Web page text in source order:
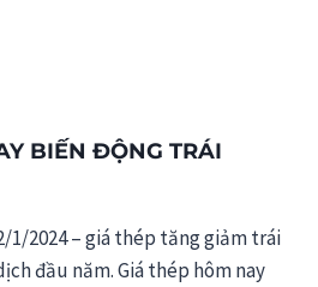
BIẾN ĐỘNG TRÁI
1/2024 – giá thép tăng giảm trái
đầu năm. Giá thép hôm nay